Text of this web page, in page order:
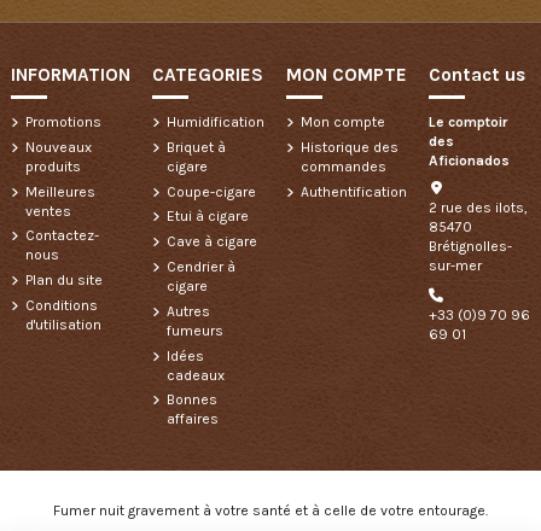
INFORMATION
Promotions
Nouveaux
produits
Meilleures
ventes
Contactez-
nous
Plan du site
Conditions
d'utilisation
CATEGORIES
Humidification
Briquet à
cigare
Coupe-cigare
Etui à cigare
Cave à cigare
Cendrier à
cigare
Autres
fumeurs
Idées
cadeaux
Bonnes
affaires
MON COMPTE
Mon compte
Historique des
commandes
Authentification
Contact us
Le comptoir
des
Aficionados
2 rue des ilots,
85470
Brétignolles-
sur-mer
+33 (0)9 70 96
69 01
Fumer nuit gravement à votre santé et à celle de votre entourage.